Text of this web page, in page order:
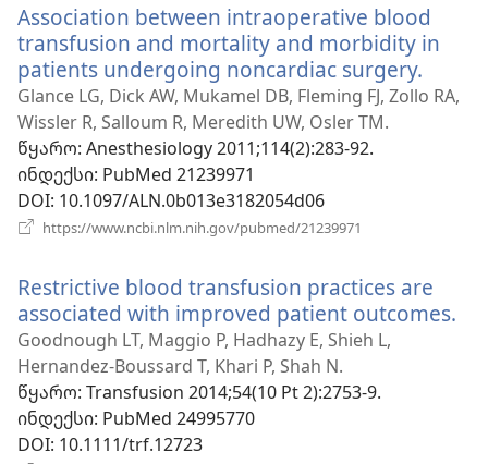
Association between intraoperative blood
transfusion and mortality and morbidity in
patients undergoing noncardiac surgery.
ახალი
Glance LG, Dick AW, Mukamel DB, Fleming FJ, Zollo RA,
Wissler R, Salloum R, Meredith UW, Osler TM.
წყარო‎: Anesthesiology 2011;114(2):283-92.
ინდექსი‎: PubMed 21239971
DOI‎: 10.1097/ALN.0b013e3182054d06
https://www.ncbi.nlm.nih.gov/pubmed/21239971
Restrictive blood transfusion practices are
associated with improved patient outcomes.
Goodnough LT, Maggio P, Hadhazy E, Shieh L,
Hernandez-Boussard T, Khari P, Shah N.
წყარო‎: Transfusion 2014;54(10 Pt 2):2753-9.
ინდექსი‎: PubMed 24995770
DOI‎: 10.1111/trf.12723